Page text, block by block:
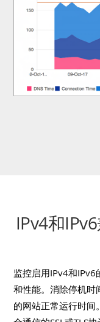
IPv4和
监控启用IPv4和IPv6
和性能。消除停机时
的网站正常运行时